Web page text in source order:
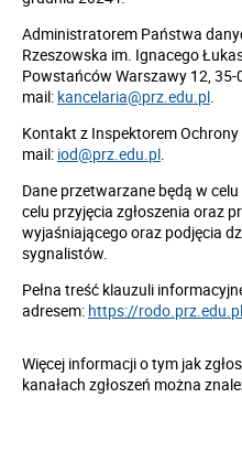
Administratorem Państwa
Rzeszowska im. Ignacego
Powstańców Warszawy 12, 35-
mail: kancelaria@prz.edu.pl.
Kontakt z Inspektorem
mail: iod@prz.edu.pl.
Dane przetwarzane będą w
celu przyjęcia zgłoszenia oraz
wyjaśniającego oraz podjęcia
sygnalistów.
Pełna treść klauzuli
adresem: https://
Więcej informacji o tym jak
kanałach zgłoszeń można